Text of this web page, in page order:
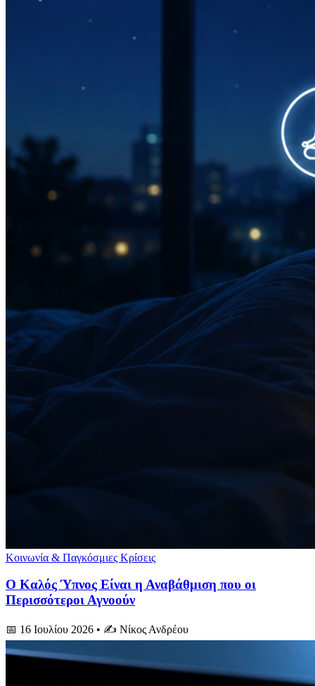
Κοινωνία & Παγκόσμιες Κρίσεις
Ο Καλός Ύπνος Είναι η Αναβάθμιση που οι
Περισσότεροι Αγνοούν
📅 16 Ιουλίου 2026 • ✍️ Νίκος Ανδρέου